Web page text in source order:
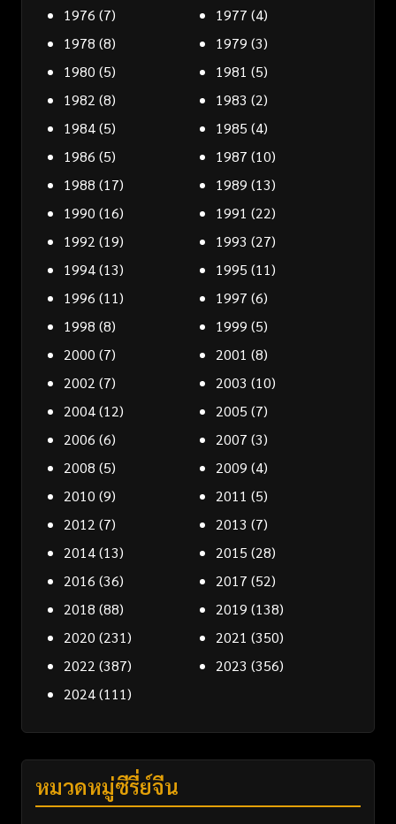
1976 (7) 1977 (4)
1978 (8) 1979 (3)
1980 (5) 1981 (5)
1982 (8) 1983 (2)
1984(5) 1985 (4)
1986 (5) 1987 (10)
1988 (17) 1989 (13)
1990 (16) 1991 (22)
1992 (19) 1993 (27)
1994(13) 1995 (11)
1996 (11) 1997 (6)
1998 (8) 1999 (5)
2000 (7) 2001 (8)
2002 (7) 2003 (10)
2004(12) 2005 (7)
2006 (6) 2007 (3)
2008 (5) 2009 (4)
2010 (9) 2011 (5)
2012 (7) 2013 (7)
2014(13) 2015 (28)
2016 (36) 2017 (52)
2018 (88) 2019 (138)
2020 (231) 2021 (350)
2022 (387) 2023 (356)
2024(111)
หมวดหมู่ซีรี่ย์จีน